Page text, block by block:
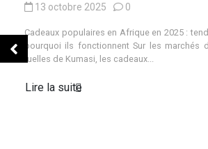
13 octobre 2025 0
Cadeaux populaires en Afrique en 2025 :
pourquoi ils fonctionnent Sur les marchés
ruelles de Kumasi, les cadeaux...
Lire la suite